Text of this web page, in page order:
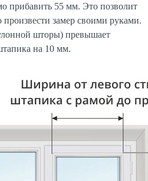
прибавить 55 мм. Это позволит
замер своими руками.
шторы) превышает
на 10 мм.